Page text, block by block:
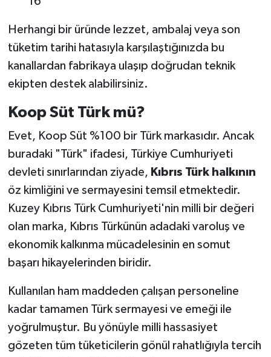
Herhangi bir üründe lezzet, ambalaj veya son
tüketim tarihi hatasıyla karşılaştığınızda bu
kanallardan fabrikaya ulaşıp doğrudan teknik
ekipten destek alabilirsiniz.
Koop Süt Türk mü?
Evet, Koop Süt %100 bir Türk markasıdır. Ancak
buradaki "Türk" ifadesi, Türkiye Cumhuriyeti
devleti sınırlarından ziyade, Kıbrıs Türk halkının
öz kimliğini ve sermayesini temsil etmektedir.
Kuzey Kıbrıs Türk Cumhuriyeti'nin milli bir değeri
olan marka, Kıbrıs Türkünün adadaki varoluş ve
ekonomik kalkınma mücadelesinin en somut
başarı hikayelerinden biridir.
Kullanılan ham maddeden çalışan personeline
kadar tamamen Türk sermayesi ve emeği ile
yoğrulmuştur. Bu yönüyle milli hassasiyet
gözeten tüm tüketicilerin gönül rahatlığıyla tercih